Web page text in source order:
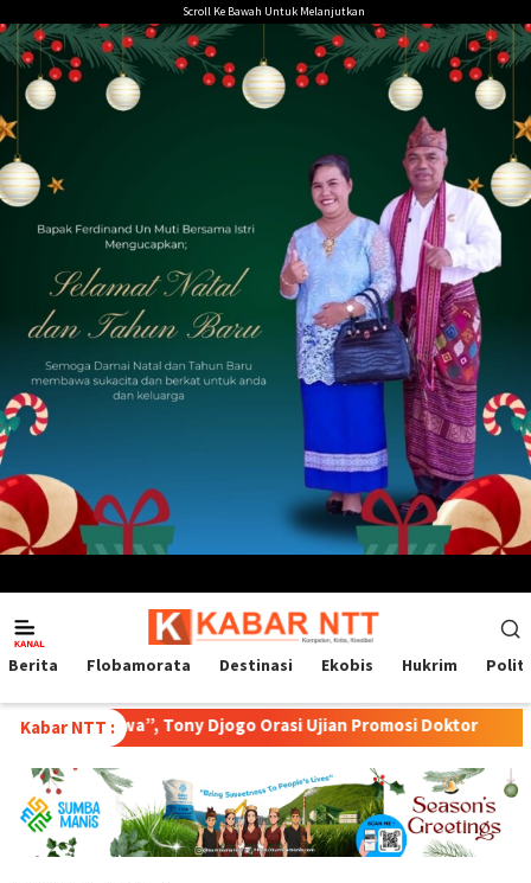
ke
konten
Scroll Ke Bawah Untuk Melanjutkan
Mobile
Berita Flobamorata Destinasi Ekobis Hukrim
Kabar NTT :
Tony Djogo Orasi Ujian Promosi Doktor Transformasi